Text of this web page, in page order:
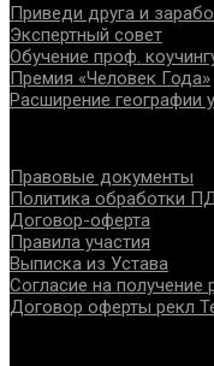
Приведи друга и
Экспертный совет
Обучение проф.
Премия «Человек Года»
Расширение географии
Правовые документы
Политика обработки
Договор-оферта
Правила участия
Выписка из Устава
Согласие на получение
Договор оферты рекл